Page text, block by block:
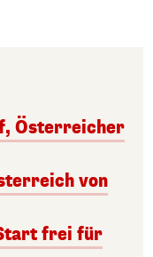
Österreicher
von
frei für